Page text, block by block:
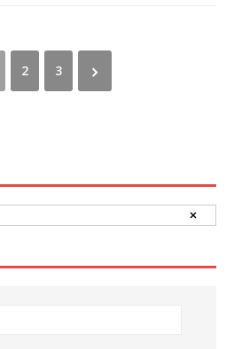
2 3